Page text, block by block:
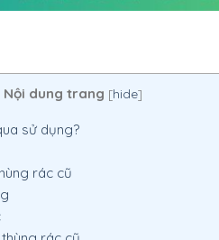
Nội dung trang [hide]
sử dụng?
rác cũ